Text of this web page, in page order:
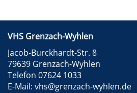
VHS Grenzach-Wyhlen
Jacob-Burckhardt-Str. 8
79639 Grenzach-Wyhlen
Telefon 07624 1033
E-Mail: vhs@grenzach-wyhlen.de